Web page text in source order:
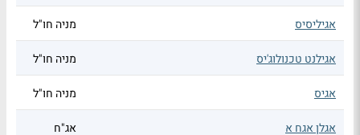
אגיליסיס מניה חו"ל
אגילנט טכנולוג'יס מניה חו"ל
אגיס מניה חו"ל
אגלן אגח א אג"ח